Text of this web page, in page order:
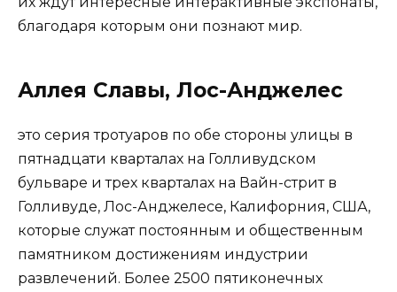
благодаря которым они познают мир.
Аллея Славы, Лос-Анджелес
это серия тротуаров по обе стороны улицы в
пятнадцати кварталах на Голливудском
бульваре и трех кварталах на Вайн-стрит в
Голливуде, Лос-Анджелесе, Калифорния, США,
которые служат постоянным и общественным
памятником достижениям индустрии
развлечений. Более 2500 пятиконечных